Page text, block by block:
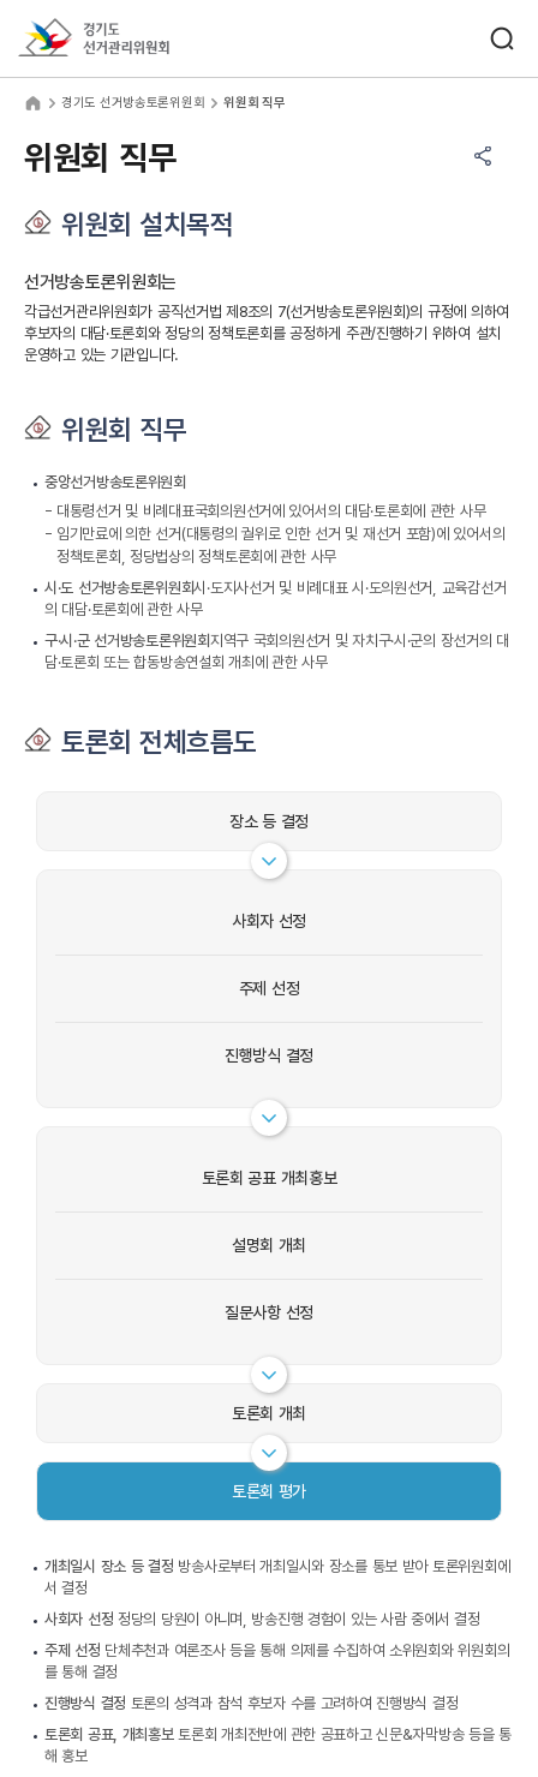
경기도 선거방송토론위원회 위원회 직무
위원회 직무
위원회 설치목적
선거방송토론위원회는
각급선거관리위원회가 공직선거법 제8조의 7(선거방송토론위원회)의 규정에 의하여
후보자의 대담·토론회와 정당의 정책토론회를 공정하게 주관/진행하기 위하여 설치
운영하고 있는 기관입니다.
위원회 직무
중앙선거방송토론위원회
대통령선거 및 비례대표국회의원선거에 있어서의 대담·토론회에 관한 사무
임기만료에 의한 선거(대통령의 궐위로 인한 선거 및 재선거 포함)에 있어서의
정책토론회, 정당법상의 정책토론회에 관한 사무
시·도 선거방송토론위원회시·도지사선거 및 비례대표 시·도의원선거, 교육감선거
의 대담·토론회에 관한 사무
구·시·군 선거방송토론위원회지역구 국회의원선거 및 자치구·시·군의 장선거의 대
담·토론회 또는 합동방송연설회 개최에 관한 사무
토론회 전체흐름도
장소 등 결정
사회자 선정
주제 선정
진행방식 결정
토론회 공표 개최홍보
설명회 개최
질문사항 선정
토론회 개최
토론회 평가
개최일시 장소 등 결정 방송사로부터 개최일시와 장소를 통보 받아 토론위원회에
서 결정
사회자 선정 정당의 당원이 아니며, 방송진행 경험이 있는 사람 중에서 결정
주제 선정 단체추천과 여론조사 등을 통해 의제를 수집하여 소위원회와 위원회의
를 통해 결정
진행방식 결정 토론의 성격과 참석 후보자 수를 고려하여 진행방식 결정
토론회 공표, 개최홍보토론회 개최전반에 관한 공표하고 신문&자막방송 등을 통
해 홍보